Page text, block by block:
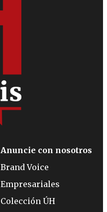
Anuncie con nosotros
Brand Voice
Empresariales
Colección ÚH